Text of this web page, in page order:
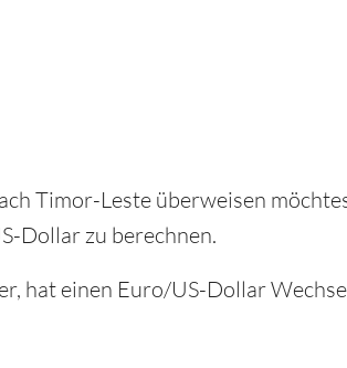
Timor-Leste überweisen
Dollar zu berechnen.
hat einen Euro/US-Dollar